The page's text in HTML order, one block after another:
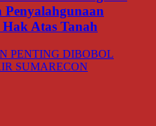
Atas Tanah